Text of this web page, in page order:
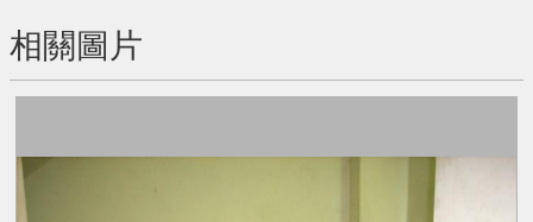
相關圖片